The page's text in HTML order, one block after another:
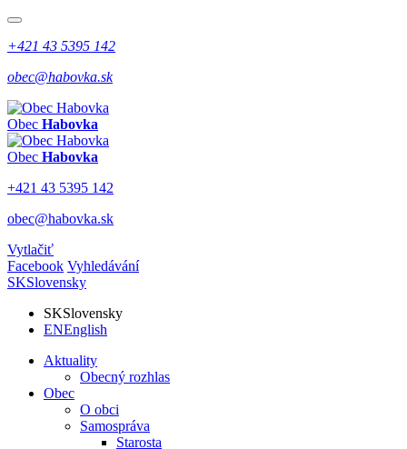
+421 43 5395 142
obec@habovka.sk
Obec Habovka
Obec Habovka
+421 43 5395 142
obec@habovka.sk
Vytlačiť
Facebook Vyhledávání
SKSlovensky
SKSlovensky
ENEnglish
Aktuality
Obecný rozhlas
Obec
O obci
Samospráva
Starosta